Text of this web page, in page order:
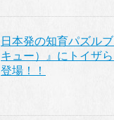
日本発の知育パズル
キュー）』にトイザ
登場！！